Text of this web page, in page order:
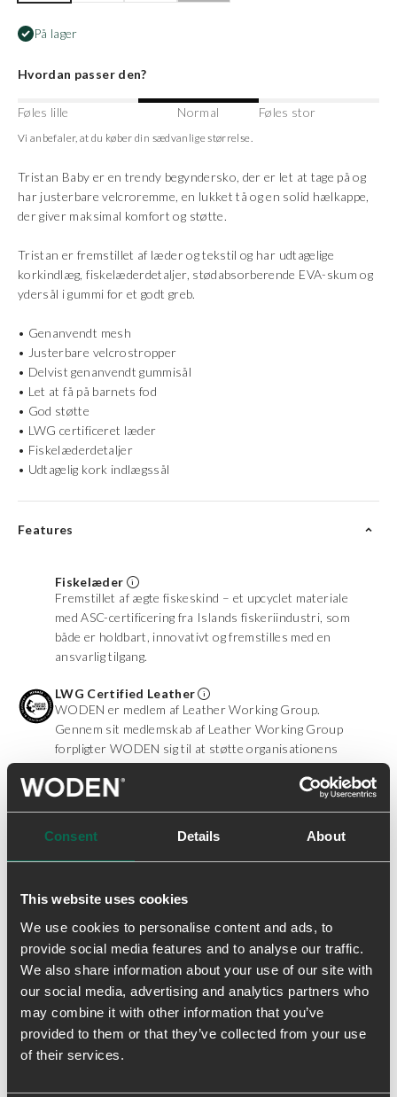
Consent Details About
This website uses cookies
We use cookies to personalise content and ads, to
provide social media features and to analyse our traffic.
We also share information about your use of our site with
our social media, advertising and analytics partners who
may combine it with other information that you’ve
provided to them or that they’ve collected from your use
of their services.
På lager
Hvordan passer den?
Føles lille Normal Føles stor
Vi anbefaler, at du køber din sædvanlige størrelse.
Tristan Baby er en trendy begyndersko, der er let at tage på og
har justerbare velcroremme, en lukket tå og en solid hælkappe,
der giver maksimal komfort og støtte.
Tristan er fremstillet af læder og tekstil og har udtagelige
korkindlæg, fiskelæderdetaljer, stødabsorberende EVA-skum og
ydersål i gummi for et godt greb.
• Genanvendt mesh
• Justerbare velcrostropper
• Delvist genanvendt gummisål
• Let at få på barnets fod
• God støtte
• LWG certificeret læder
• Fiskelæderdetaljer
• Udtagelig kork indlægssål
Features
Fiskelæder
Fremstillet af ægte fiskeskind – et upcyclet materiale
med ASC-certificering fra Islands fiskeriindustri, som
både er holdbart, innovativt og fremstilles med en
ansvarlig tilgang.
LWG Certified Leather
WODEN er medlem af Leather Working Group.
Gennem sit medlemskab af Leather Working Group
forpligter WODEN sig til at støtte organisationens
arbejde med at fastsætte globalt anerkendte
miljøstandarder for læderproduktion. Vi køber alt
Natural Soft
PU-skum for komfort og støtte hele dagen.
Åndbar
Air Flow System™ og materialer i mesh lader dine
fødder ånde - perfekt til aktive dage og varmt vejr.
Kork
Naturlig, FSC-certificeret kork høstet i Argentina og
Portugal for åndbar komfort med ansvarlighed.